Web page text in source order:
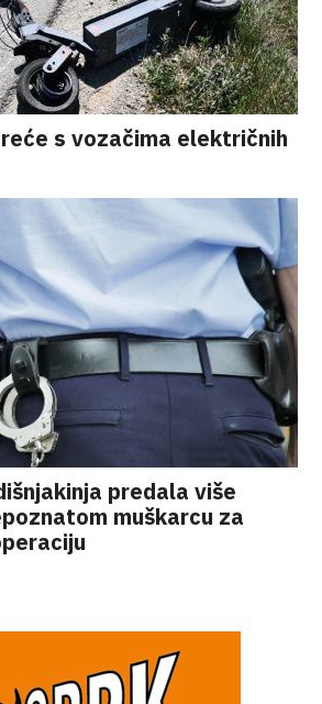
s vozačima električnih
predala više
muškarcu za